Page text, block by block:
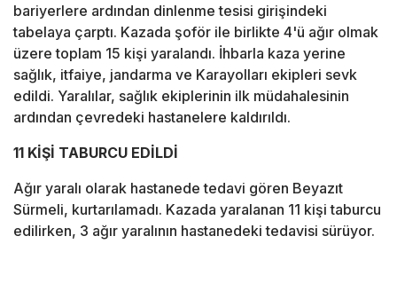
bariyerlere ardından dinlenme tesisi girişindeki
tabelaya çarptı. Kazada şoför ile birlikte 4'ü ağır olmak
üzere toplam 15 kişi yaralandı. İhbarla kaza yerine
sağlık, itfaiye, jandarma ve Karayolları ekipleri sevk
edildi. Yaralılar, sağlık ekiplerinin ilk müdahalesinin
ardından çevredeki hastanelere kaldırıldı.
11 KİŞİ TABURCU EDİLDİ
Ağır yaralı olarak hastanede tedavi gören Beyazıt
Sürmeli, kurtarılamadı. Kazada yaralanan 11 kişi taburcu
edilirken, 3 ağır yaralının hastanedeki tedavisi sürüyor.